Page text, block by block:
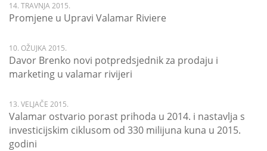
14. TRAVNJA 2015.
Promjene u Upravi Valamar Riviere
10. OŽUJKA 2015.
Davor Brenko novi potpredsjednik za prodaju i
marketing u valamar rivijeri
13. VELJAČE 2015.
Valamar ostvario porast prihoda u 2014. i nastavlja s
investicijskim ciklusom od 330 milijuna kuna u 2015.
godini